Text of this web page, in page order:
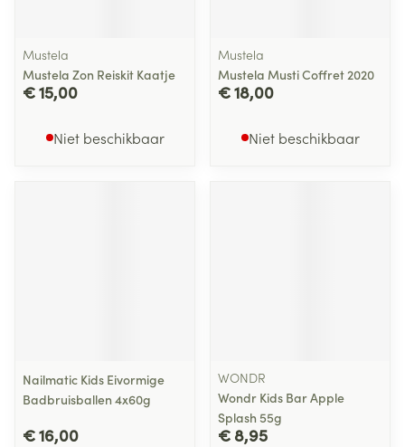
Mustela
Mustela Zon Reiskit Kaatje
€ 15,00
Niet beschikbaar
Mustela
Mustela Musti Coffret 2020
€ 18,00
Niet beschikbaar
Nailmatic Kids Eivormige
Badbruisballen 4x60g
€ 16,00
WONDR
Wondr Kids Bar Apple
Splash 55g
€ 8,95